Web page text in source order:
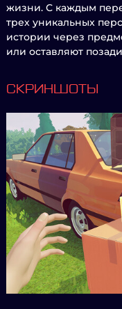
жизни. С каждым
трех уникальных
истории через
или оставляют
СКРИНШОТЫ